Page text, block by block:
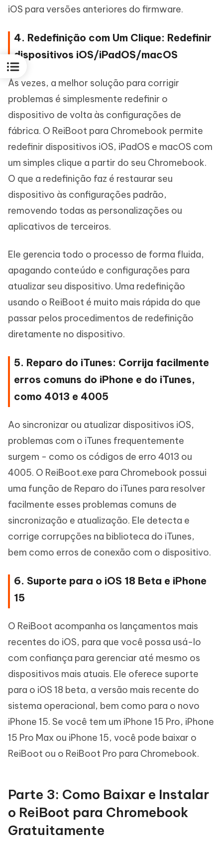
iOS para versões anteriores do firmware.
4. Redefinição com Um Clique: Redefinir
dispositivos iOS/iPadOS/macOS
Às vezes, a melhor solução para corrigir
problemas é simplesmente redefinir o
dispositivo de volta às configurações de
fábrica. O ReiBoot para Chromebook permite
redefinir dispositivos iOS, iPadOS e macOS com
um simples clique a partir do seu Chromebook.
O que a redefinição faz é restaurar seu
dispositivo às configurações padrão,
removendo todas as personalizações ou
aplicativos de terceiros.
Ele gerencia todo o processo de forma fluida,
apagando conteúdo e configurações para
atualizar seu dispositivo. Uma redefinição
usando o ReiBoot é muito mais rápida do que
passar pelos procedimentos de redefinição
diretamente no dispositivo.
5. Reparo do iTunes: Corrija facilmente
erros comuns do iPhone e do iTunes,
como 4013 e 4005
Ao sincronizar ou atualizar dispositivos iOS,
problemas com o iTunes frequentemente
surgem - como os códigos de erro 4013 ou
4005. O ReiBoot.exe para Chromebook possui
uma função de Reparo do iTunes para resolver
facilmente esses problemas comuns de
sincronização e atualização. Ele detecta e
corrige corrupções na biblioteca do iTunes,
bem como erros de conexão com o dispositivo.
6. Suporte para o iOS 18 Beta e iPhone
15
O ReiBoot acompanha os lançamentos mais
recentes do iOS, para que você possa usá-lo
com confiança para gerenciar até mesmo os
dispositivos mais atuais. Ele oferece suporte
para o iOS 18 beta, a versão mais recente do
sistema operacional, bem como para o novo
iPhone 15. Se você tem um iPhone 15 Pro, iPhone
15 Pro Max ou iPhone 15, você pode baixar o
ReiBoot ou o ReiBoot Pro para Chromebook.
Parte 3: Como Baixar e Instalar
o ReiBoot para Chromebook
Gratuitamente